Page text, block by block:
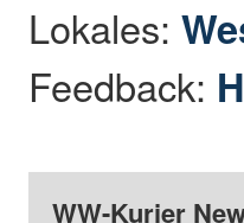
Lokales:
Feedback:
WW-Kurier